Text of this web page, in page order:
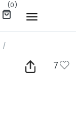
(0)
/
7